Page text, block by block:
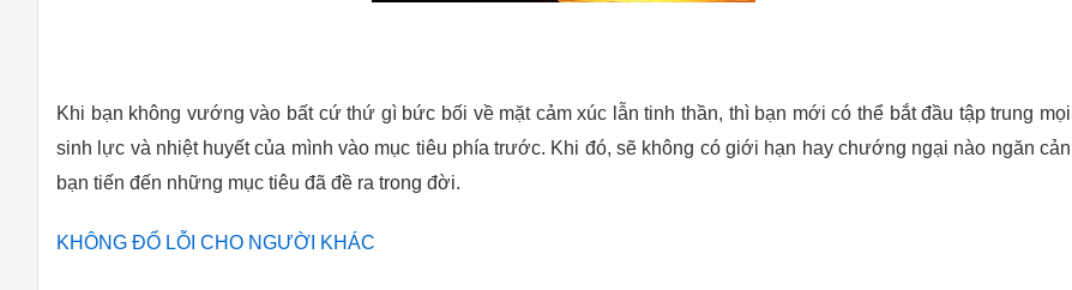
Khi bạn không vướng vào bất cứ thứ gì bức bối về mặt cảm xúc lẫn tinh thần, thì bạn mới có thể bắt đầu tập trung mọi
sinh lực và nhiệt huyết của mình vào mục tiêu phía trước. Khi đó, sẽ không có giới hạn hay chướng ngại nào ngăn cản
bạn tiến đến những mục tiêu đã đề ra trong đời.
KHÔNG ĐỔ LỖI CHO NGƯỜI KHÁC